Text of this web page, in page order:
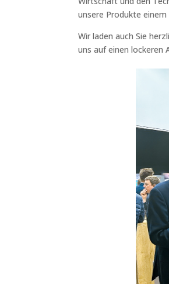
unsere Produkte
Wir laden auch Sie
uns auf einen lockeren